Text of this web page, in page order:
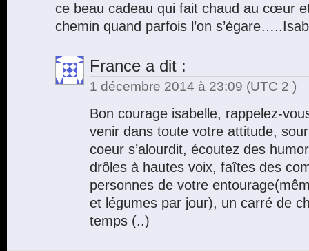
ce beau cadeau qui fait chaud au cœur
chemin quand parfois l’on
France a dit :
1 décembre 2014 à 23:09 (UTC 2 )
Bon courage isabelle, rappelez-
venir dans toute votre attitude,
coeur s’alourdit, écoutez des
drôles à hautes voix, faîtes des
personnes de votre
et légumes par jour), un carré de
temps (..)